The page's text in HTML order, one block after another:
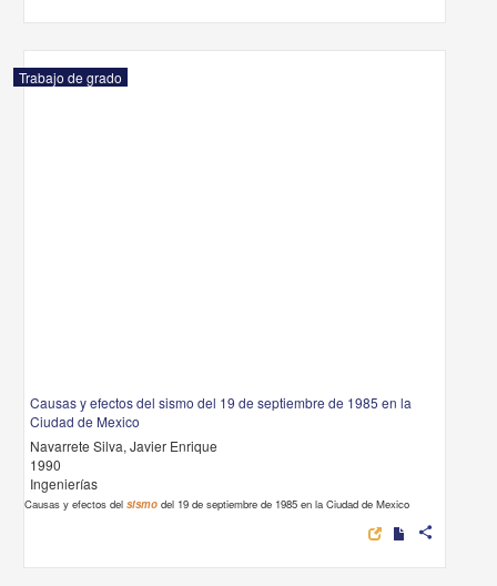
Trabajo de grado
Causas y efectos del sismo del 19 de septiembre de 1985 en la
Ciudad de Mexico
Navarrete Silva, Javier Enrique
1990
Ingenierías
Causas y efectos delsismo del 19 de septiembre de 1985 en la Ciudad de Mexico
share